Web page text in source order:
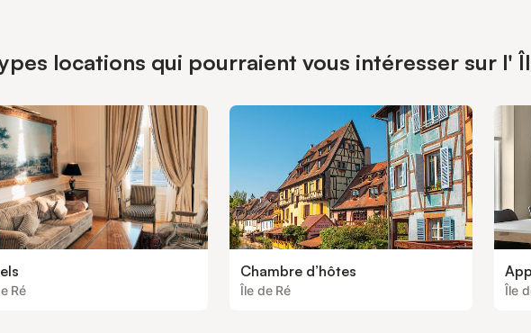
locations qui pourraient vous intéresser sur l'
Ré
Chambre d’hôtes
Île de Ré Île